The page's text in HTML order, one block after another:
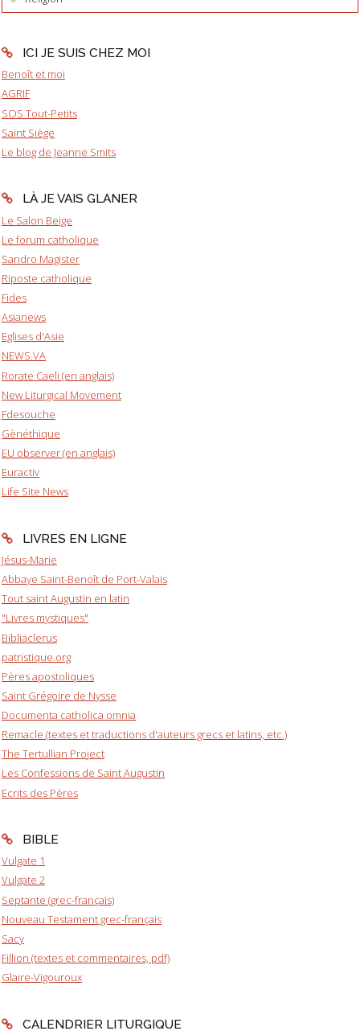
ICI JE SUIS CHEZ MOI
Benoît et moi
AGRIF
SOS Tout-Petits
Saint Siège
Le blog de Jeanne Smits
LÀ JE VAIS GLANER
Le Salon Beige
Le forum catholique
Sandro Magister
Riposte catholique
Fides
Asianews
Eglises d'Asie
NEWS.VA
Rorate Caeli (en anglais)
New Liturgical Movement
Fdesouche
Gènéthique
EU observer (en anglais)
Euractiv
Life Site News
LIVRES EN LIGNE
Jésus-Marie
Abbaye Saint-Benoît de Port-Valais
Tout saint Augustin en latin
"Livres mystiques"
Bibliaclerus
patristique.org
Pères apostoliques
Saint Grégoire de Nysse
Documenta catholica omnia
Remacle (textes et traductions d'auteurs grecs et latins, etc.)
The Tertullian Project
Les Confessions de Saint Augustin
Ecrits des Pères
BIBLE
Vulgate 1
Vulgate 2
Septante (grec-français)
Nouveau Testament grec-français
Sacy
Fillion (textes et commentaires, pdf)
Glaire-Vigouroux
CALENDRIER LITURGIQUE